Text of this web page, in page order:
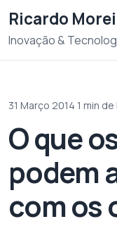
Ricardo
Inovação &
31 Março 2014 1 min
O que
podem
com os